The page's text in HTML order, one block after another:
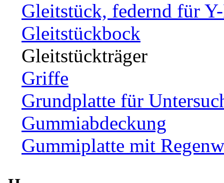
Gleitstück, federnd für
Gleitstückbock
Gleitstückträger
Griffe
Grundplatte für
Gummiabdeckung
Gummiplatte mit